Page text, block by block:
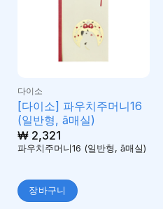
다이소
[다이소] 파우치주머니16
(일반형, ā매실)
₩2,321
파우치주머니16 (일반형, ā매실)
장바구니